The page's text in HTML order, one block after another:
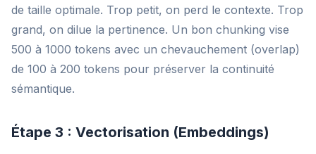
de taille optimale. Trop petit, on perd le contexte. Trop
grand, on dilue la pertinence. Un bon chunking vise
500 à 1000 tokens avec un chevauchement (overlap)
de 100 à 200 tokens pour préserver la continuité
sémantique.
Étape 3 : Vectorisation (Embeddings)